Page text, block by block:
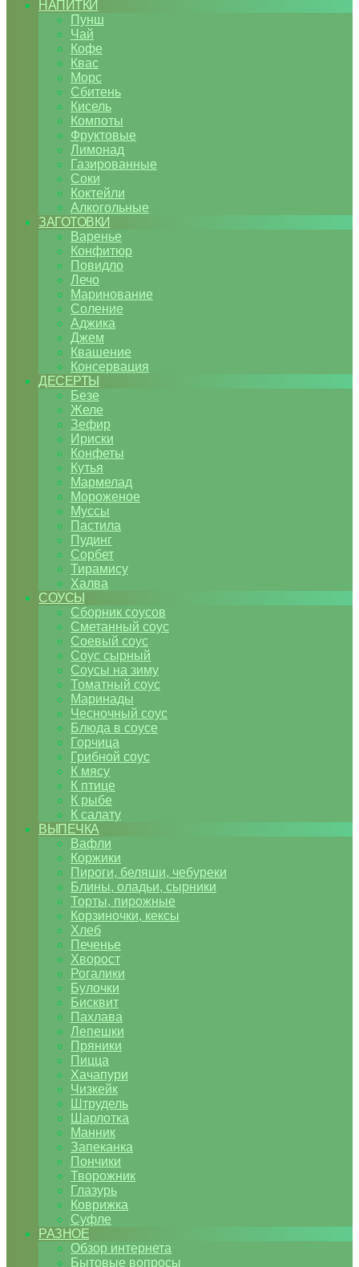
НАПИТКИ
Пунш
Чай
Кофе
Квас
Морс
Сбитень
Кисель
Компоты
Фруктовые
Лимонад
Газированные
Соки
Коктейли
Алкогольные
ЗАГОТОВКИ
Варенье
Конфитюр
Повидло
Лечо
Маринование
Соление
Аджика
Джем
Квашение
Консервация
ДЕСЕРТЫ
Безе
Желе
Зефир
Ириски
Конфеты
Кутья
Мармелад
Мороженое
Муссы
Пастила
Пудинг
Сорбет
Тирамису
Халва
СОУСЫ
Сборник соусов
Сметанный соус
Соевый соус
Соус сырный
Соусы на зиму
Томатный соус
Маринады
Чесночный соус
Блюда в соусе
Горчица
Грибной соус
К мясу
К птице
К рыбе
К салату
ВЫПЕЧКА
Вафли
Коржики
Пироги, беляши, чебуреки
Блины, оладьи, сырники
Торты, пирожные
Корзиночки, кексы
Хлеб
Печенье
Хворост
Рогалики
Булочки
Бисквит
Пахлава
Лепешки
Пряники
Пицца
Хачапури
Чизкейк
Штрудель
Шарлотка
Манник
Запеканка
Пончики
Творожник
Глазурь
Коврижка
Суфле
РАЗНОЕ
Обзор интернета
Бытовые вопросы